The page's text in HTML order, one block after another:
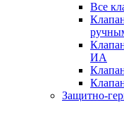
Все
ИА
Защитно-